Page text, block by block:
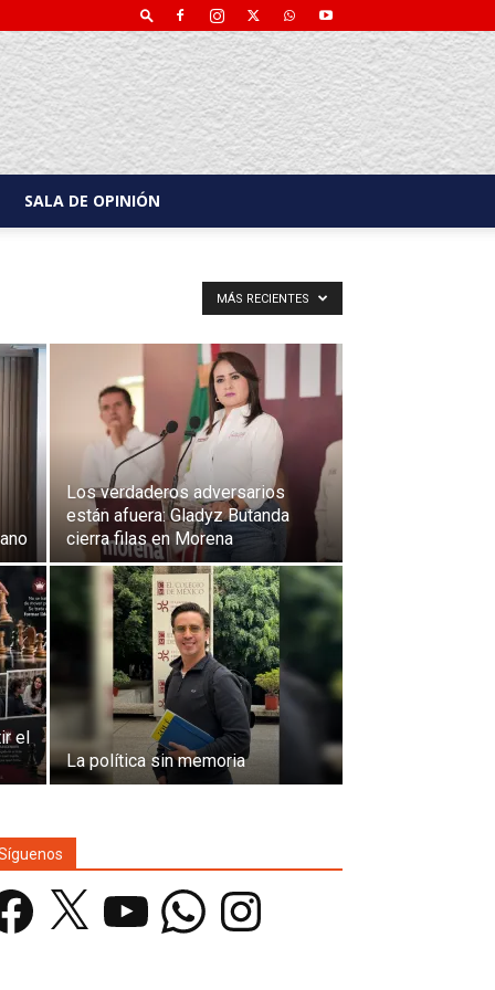
SALA DE OPINIÓN
MÁS RECIENTES
Los verdaderos adversarios
están afuera: Gladyz Butanda
cierra filas en Morena
el
La política sin memoria
YouTube WhatsAppInstagram